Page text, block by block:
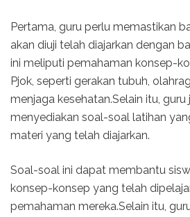
Pertama, guru perlu memastikan
akan diuji telah diajarkan dengan
ini meliputi pemahaman konsep-
Pjok, seperti gerakan tubuh,
menjaga kesehatan.Selain itu, guru
menyediakan soal-soal latihan
materi yang telah diajarkan.
Soal-soal ini dapat membantu
konsep-konsep yang telah
pemahaman mereka.Selain itu,